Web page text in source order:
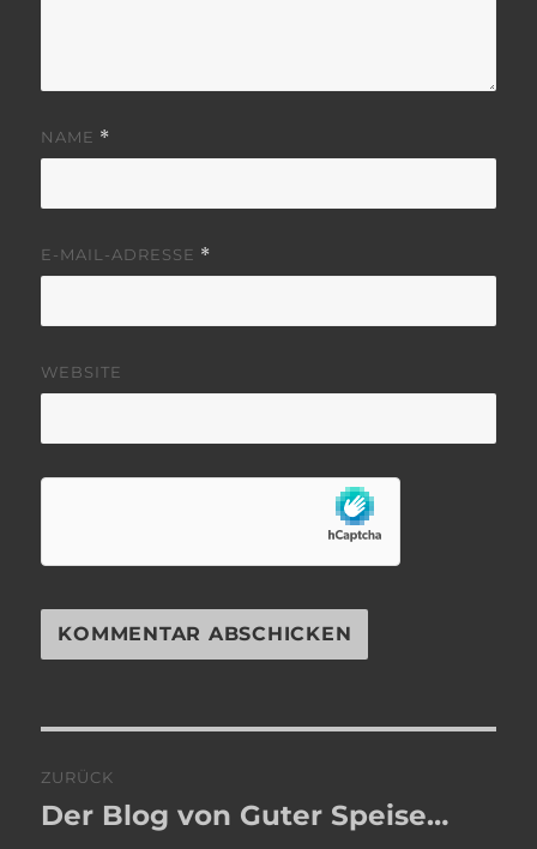
NAME *
E-MAIL-ADRESSE *
WEBSITE
ZURÜCK
Vorheriger
Der Blog von Guter Speise…